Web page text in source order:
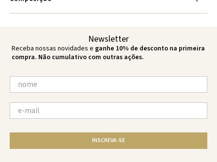
Newsletter
Receba nossas novidades e ganhe 10% de desconto na primeira
compra. Não cumulativo com outras ações.
INSCREVA-SE